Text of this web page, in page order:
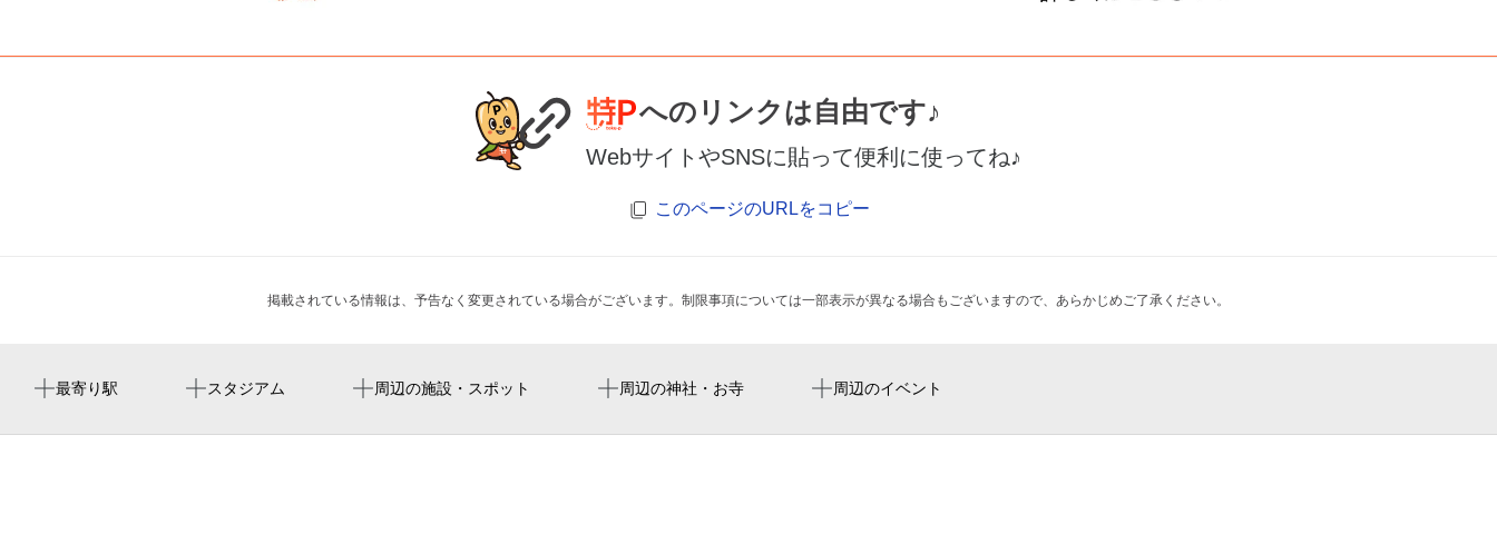
へのリンクは自由です♪
WebサイトやSNSに貼って便利に使ってね♪
このページのURLをコピー
掲載されている情報は、予告なく変更されている場合がございます。制限事項については一部表示が異なる場合もございますので、あらかじめご了承ください。
最寄り駅 スタジアム 周辺の施設・スポット 周辺の神社・お寺 周辺のイベント
中津駅
中津駅
キャプテン翼フィールド大阪梅田 in links umeda
阪急中津スクエア
ＳｔｅｐＨＡＬＬ
永照寺
暮らし巡る夏宵市 スタミナ肉料理と夏野菜のイタリアン満喫ビュッフェ
大阪・お城フェス2026